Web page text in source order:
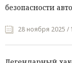
безопасности
28 ноября 2025 /